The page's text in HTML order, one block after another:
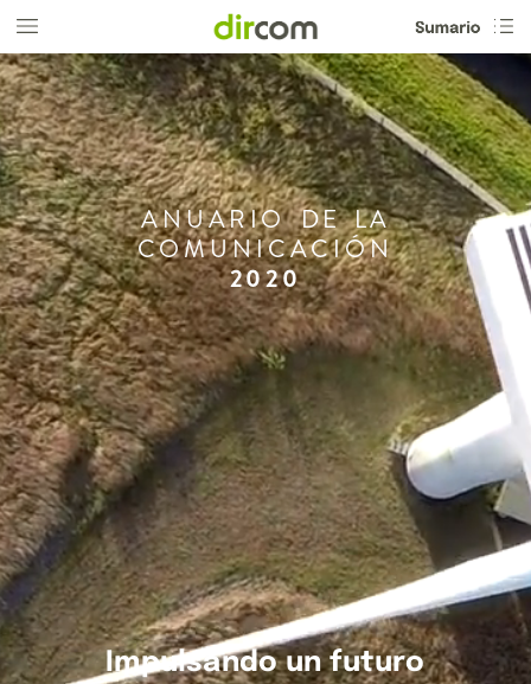
ANUARIO DE LA
COMUNICACIÓN
2020
Impulsando un futuro